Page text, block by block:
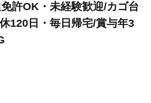
許OK・未経験歓迎/カゴ台
120日・毎日帰宅/賞与年3